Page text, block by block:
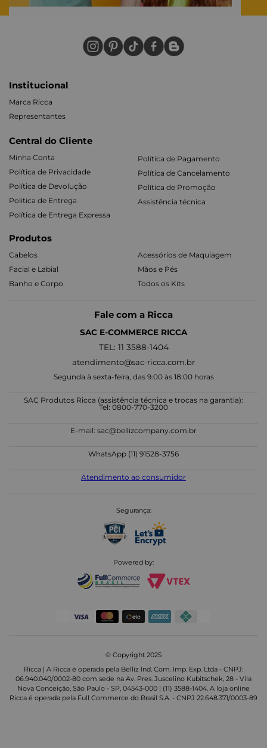
Institucional
Marca Ricca
Representantes
Central do Cliente
Minha Conta
Política de Privacidade
Política de Devolução
Politica de Entrega
Política de Entrega Expressa
Política de Pagamento
Política de Cancelamento
Política de Promoção
Assistência técnica
Produtos
Cabelos
Facial e Labial
Banho e Corpo
Acessórios de Maquiagem
Mãos e Pés
Todos os Kits
Fale com a Ricca
SAC E-COMMERCE RICCA
TEL: 11 3588-1404
atendimento@sac-ricca.com.br
Segunda à sexta-feira, das 9:00 às 18:00 horas
SAC Produtos Ricca (assistência técnica e trocas na garantia):
Tel: 0800-770-3200
E-mail: sac@bellizcompany.com.br
WhatsApp (11) 91528-3756
Atendimento ao consumidor
Segurança:
Powered by:
© Copyright 2025
Ricca | A Ricca é operada pela Belliz Ind. Com. Imp. Exp. Ltda - CNPJ:
06.940.040/0002-80 com sede na Av. Pres. Juscelino Kubitschek, 28 - Vila
Nova Conceição, São Paulo - SP, 04543-000 | (11) 3588-1404. A loja online
Ricca é operada pela Full Commerce do Brasil S.A. - CNPJ 22.648.371/0003-89